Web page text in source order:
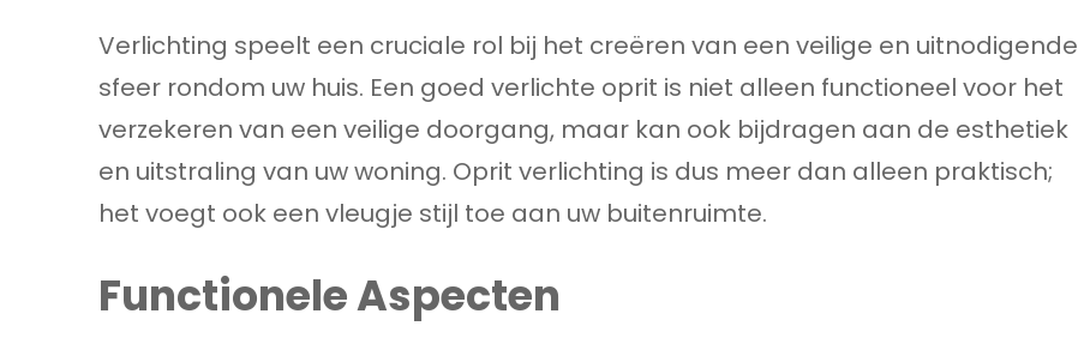
Verlichting speelt een cruciale rol bij het creëren van een veilige en uitnodigende
sfeer rondom uw huis. Een goed verlichte oprit is niet alleen functioneel voor het
verzekeren van een veilige doorgang, maar kan ook bijdragen aan de esthetiek
en uitstraling van uw woning. Oprit verlichting is dus meer dan alleen praktisch;
het voegt ook een vleugje stijl toe aan uw buitenruimte.
Functionele Aspecten